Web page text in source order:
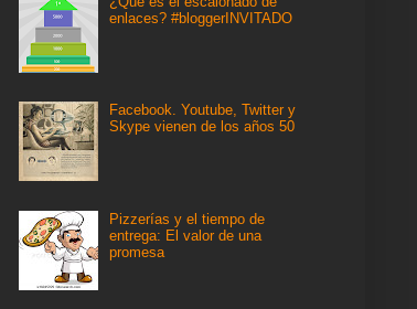
enlaces? #bloggerINVITADO
Facebook. Youtube, Twitter y
Skype vienen de los años 50
Pizzerías y el tiempo de
entrega: El valor de una
promesa